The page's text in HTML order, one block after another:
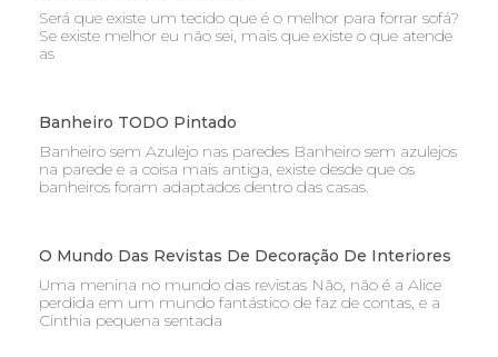
Será que existe um tecido que é o melhor para forrar sofá?
Se existe melhor eu não sei, mais que existe o que atende
as
Banheiro TODO Pintado
Banheiro sem Azulejo nas paredes Banheiro sem azulejos
na parede e a coisa mais antiga, existe desde que os
banheiros foram adaptados dentro das casas.
O Mundo Das Revistas De Decoração De Interiores
Uma menina no mundo das revistas Não, não é a Alice
perdida em um mundo fantástico de faz de contas, e a
Cinthia pequena sentada